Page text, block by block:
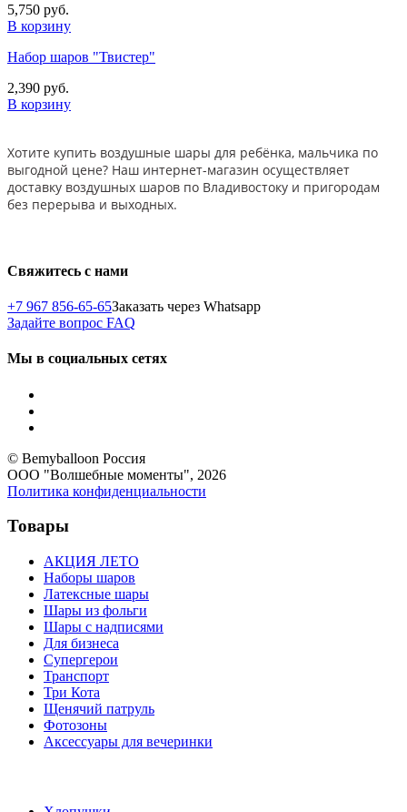
5,750 руб.
В корзину
Набор шаров "Твистер"
2,390 руб.
В корзину
Хотите купить воздушные шары для ребёнка, мальчика по
выгодной цене? Наш интернет-магазин осуществляет
доставку воздушных шаров по Владивостоку и пригородам
без перерыва и выходных.
Свяжитесь с нами
+7 967 856-65-65Заказать через Whatsapp
Задайте вопрос FAQ
Мы в социальных сетях
© Bemyballoon Россия
ООО "Волшебные моменты", 2026
Политика конфиденциальности
Товары
АКЦИЯ ЛЕТО
Наборы шаров
Латексные шары
Шары из фольги
Шары с надписями
Для бизнеса
Супергерои
Транспорт
Три Кота
Щенячий патруль
Фотозоны
Аксессуары для вечеринки